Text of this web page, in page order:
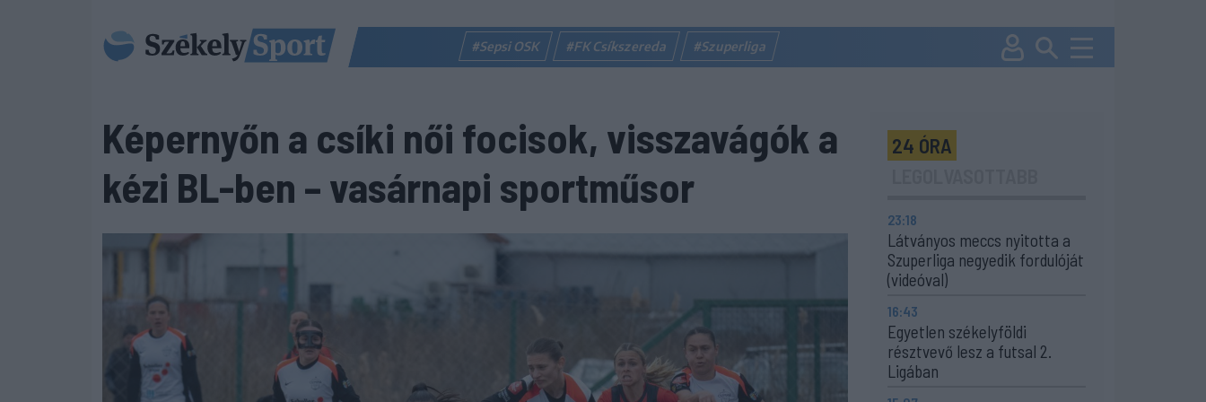
#Sepsi OSK #FK Csíkszereda #Szuperliga
Képernyőn a csíki női focisok, visszavágók a
kézi BL-ben – vasárnapi sportműsor
24 ÓRA
23:18
Látványos meccs nyitotta a
Szuperliga negyedik fordulóját
(videóval)
16:43
Egyetlen székelyföldi
résztvevő lesz a futsal 2.
Ligában